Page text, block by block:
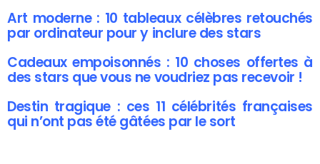
Art moderne : 10 tableaux célèbres retouchés
par ordinateur pour y inclure des stars
Cadeaux empoisonnés : 10 choses offertes à
des stars que vous ne voudriez pas recevoir !
Destin tragique : ces 11 célébrités françaises
qui n’ont pas été gâtées par le sort